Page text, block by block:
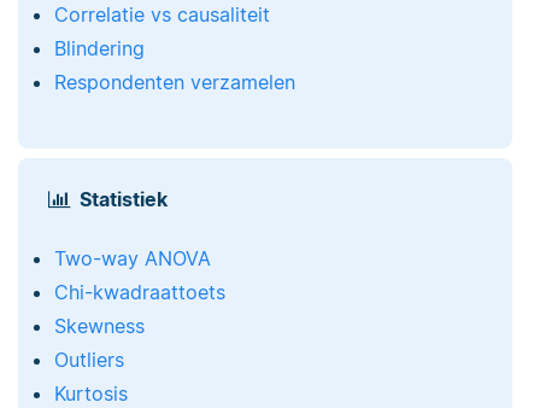
Correlatie vs causaliteit
Blindering
Respondenten verzamelen
Statistiek
Two-way ANOVA
Chi-kwadraattoets
Skewness
Outliers
Kurtosis